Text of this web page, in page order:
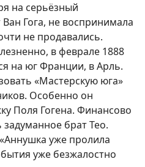
на серьёзный
Гога, не воспринимала
не продавались.
в феврале 1888
на юг Франции, в Арль.
«Мастерскую юга»
Особенно он
Поля Гогена. Финансово
брат Тео.
уже пролила
уже безжалостно